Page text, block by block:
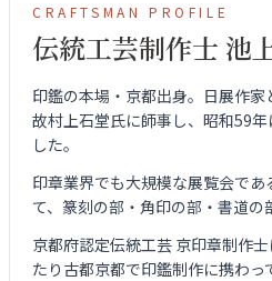
CRAFTSMAN PROFILE
伝統工芸制作士 池
印鑑の本場・京都出身。日展作家
故村上石堂氏に師事し、昭和59
した。
印章業界でも大規模な展覧会で
て、篆刻の部・角印の部・書道の
京都府認定伝統工芸 京印章制作
たり古都京都で印鑑制作に携わっ